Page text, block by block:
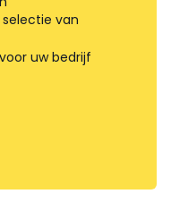
van
voor uw bedrijf